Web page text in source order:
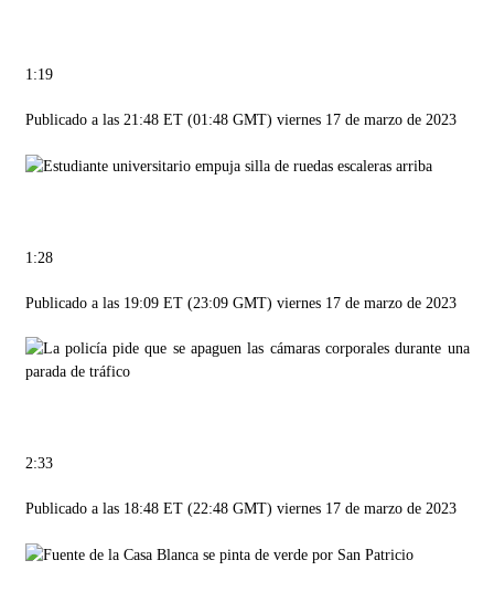
1:19
Publicado a las 21:48 ET (01:48 GMT) viernes 17 de marzo de 2023
1:28
Publicado a las 19:09 ET (23:09 GMT) viernes 17 de marzo de 2023
2:33
Publicado a las 18:48 ET (22:48 GMT) viernes 17 de marzo de 2023